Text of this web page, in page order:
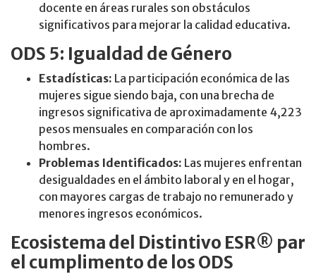
docente en áreas rurales son obstáculos
significativos para mejorar la calidad educativa.
ODS 5: Igualdad de Género
Estadísticas: La participación económica de las
mujeres sigue siendo baja, con una brecha de
ingresos significativa de aproximadamente 4,223
pesos mensuales en comparación con los
hombres.
Problemas Identificados: Las mujeres enfrentan
desigualdades en el ámbito laboral y en el hogar,
con mayores cargas de trabajo no remunerado y
menores ingresos económicos.
Ecosistema del Distintivo ESR® par
el cumplimento de los ODS